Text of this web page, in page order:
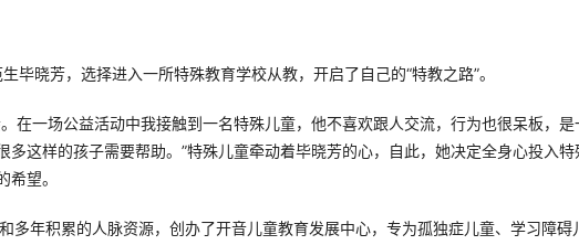
毕晓芳，选择进入一所特殊教育学校从教，开启了自己的“特教之路”。
在一场公益活动中我接触到一名特殊儿童，他不喜欢跟人交流，行为也很呆板，是
多这样的孩子需要帮助。”特殊儿童牵动着毕晓芳的心，自此，她决定全身心投入特
望。
多年积累的人脉资源，创办了开音儿童教育发展中心，专为孤独症儿童、学习障碍